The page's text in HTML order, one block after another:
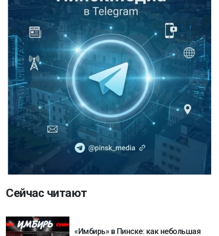
Сейчас читают
«Имбирь» в Пинске: как небольшая